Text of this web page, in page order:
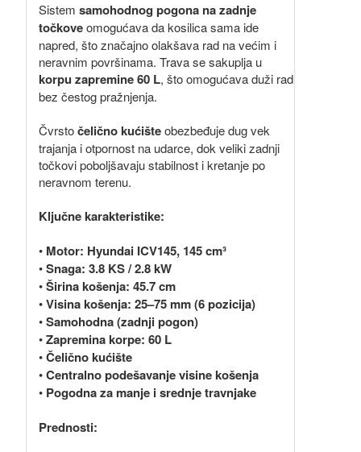
Sistem samohodnog pogona na zadnje
točkoveomogućava da kosilica sama ide
napred, što značajno olakšava rad na većim i
neravnim površinama. Trava se sakuplja u
korpu zapremine 60 L, što omogućava duži rad
bez čestog pražnjenja.
Čvrstočelično kućišteobezbeđuje dug vek
trajanja i otpornost na udarce, dok veliki zadnji
točkovi poboljšavaju stabilnost i kretanje po
neravnom terenu.
Ključne karakteristike:
• Motor: Hyundai ICV145, 145 cm³
•Snaga: 3.8 KS / 2.8 kW
•Širina košenja: 45.7 cm
•Visina košenja: 25–75 mm (6 pozicija)
•Samohodna (zadnji pogon)
•Zapremina korpe: 60 L
•Čelično kućište
•Centralno podešavanje visine košenja
• Pogodna za manje i srednje travnjake
Prednosti: